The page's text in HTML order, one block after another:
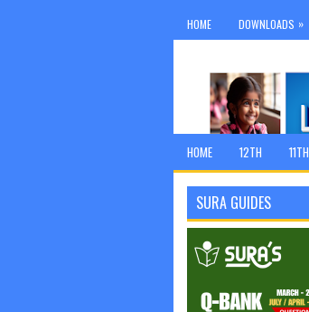
HOME DOWNLOADS »
HOME 12TH 11TH
SURA GUIDES